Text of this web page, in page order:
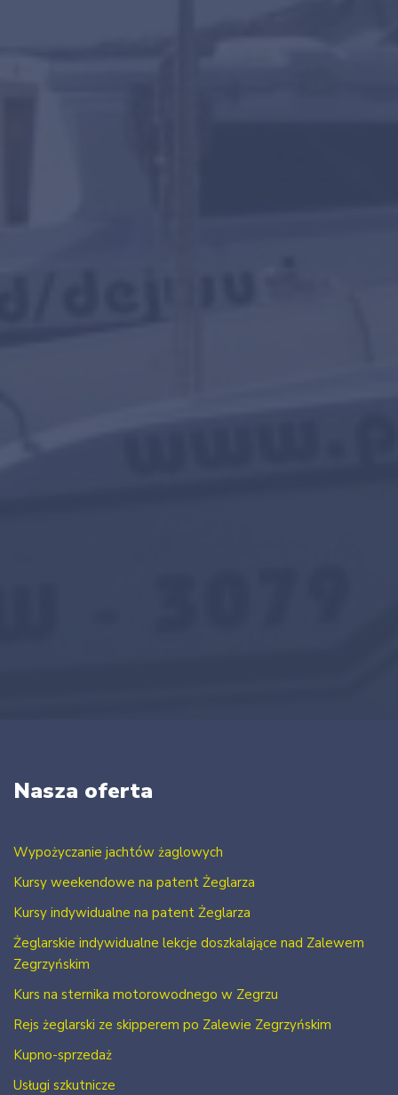
Nasza oferta
Wypożyczanie jachtów żaglowych
Kursy weekendowe na patent Żeglarza
Kursy indywidualne na patent Żeglarza
Żeglarskie indywidualne lekcje doszkalające nad Zalewem
Zegrzyńskim
Kurs na sternika motorowodnego w Zegrzu
Rejs żeglarski ze skipperem po Zalewie Zegrzyńskim
Kupno-sprzedaż
Usługi szkutnicze